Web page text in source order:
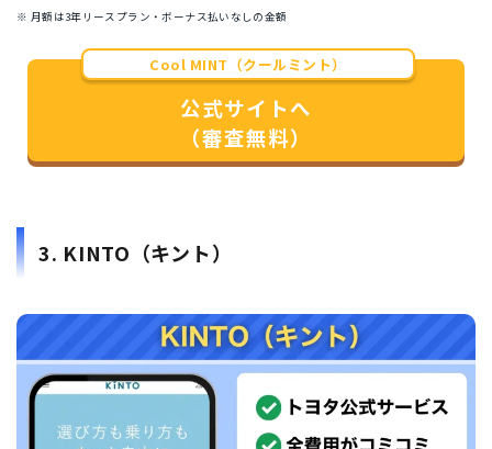
※ 月額は3年リースプラン・ボーナス払いなしの金額
Cool MINT（クールミント）
公式サイトへ
（審査無料）
3. KINTO（キント）